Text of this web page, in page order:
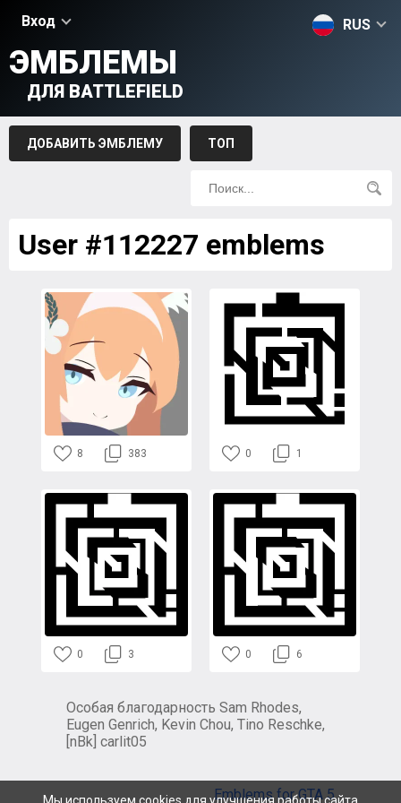
Вход RUS
ЭМБЛЕМЫ
ДЛЯ BATTLEFIELD
ДОБАВИТЬ ЭМБЛЕМУ ТОП
User #112227 emblems
8 383 0 1
0 3 0 6
Особая благодарность Sam Rhodes,
Eugen Genrich, Kevin Chou, Tino Reschke,
[nBk] carlit05
Emblems for GTA 5